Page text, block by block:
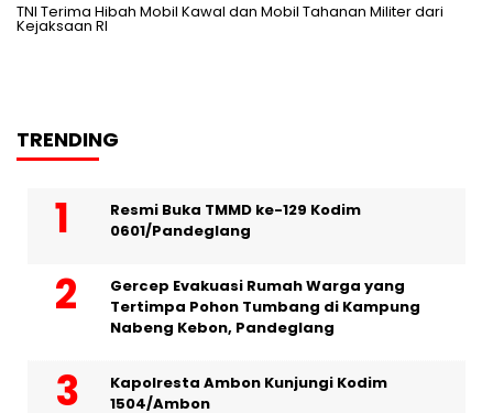
TNI Terima Hibah Mobil Kawal dan Mobil Tahanan Militer dari
Kejaksaan RI
TRENDING
Resmi Buka TMMD ke-129 Kodim
0601/Pandeglang
Gercep Evakuasi Rumah Warga yang
Tertimpa Pohon Tumbang di Kampung
Nabeng Kebon, Pandeglang
Kapolresta Ambon Kunjungi Kodim
1504/Ambon